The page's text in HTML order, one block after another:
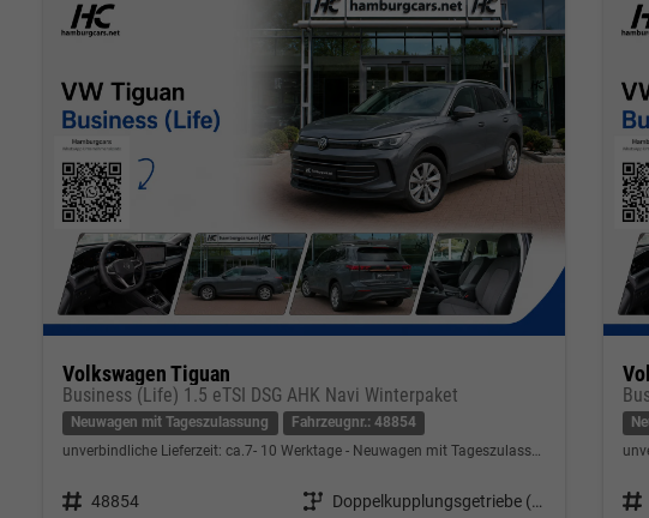
Volkswagen Tiguan
Business (Life) 1.5 eTSI DSG AHK Navi Winterpaket
Neuwagen mit Tageszulassung
Fahrzeugnr.: 48854
unverbindliche Lieferzeit: ca.7- 10 Werktage Neuwagen mit Tageszulassung
Fahrzeugnr. 48854 Getriebe
Doppelkupplungsgetriebe (DSG)
Fahrzeugnr.